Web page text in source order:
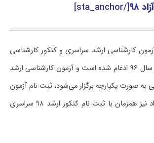
۹۸
[/sta_anchor]
کارشناسی ارشد سراسری و کنکور کارشناسی
ارشد دانشگاه آزاد از سال ۹۶ ادغام شده است و آزمون کارشناسی ارشد
به صورت یکپارچه برگزار می‌شود، ثبت نام آزمون
ارشد ۹۸ دانشگاه آزاد نیز همزمان با ثبت نام کنکور ارشد ۹۸ سراسری